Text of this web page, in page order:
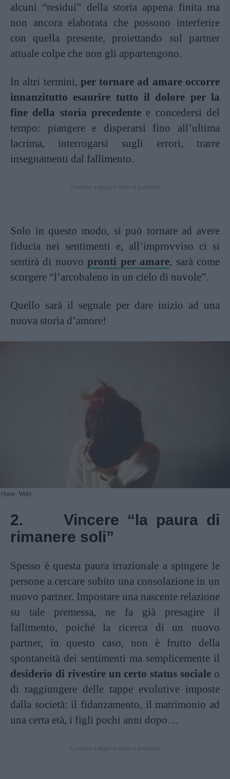
alcuni “residui” della storia appena finita ma
non ancora elaborata che possono interferire
con quella presente, proiettando sul partner
attuale colpe che non gli appartengono.
In altri termini, per tornare ad amare occorre
innanzitutto esaurire tutto il dolore per la
fine della storia precedente e concedersi del
tempo: piangere e disperarsi fino all’ultima
lacrima, interrogarsi sugli errori, trarre
insegnamenti dal fallimento.
Solo in questo modo, si può tornare ad avere
fiducia nei sentimenti e, all’improvviso ci si
sentirà di nuovopronti per amare, sarà come
scorgere “l’arcobaleno in un cielo di nuvole”.
Quello sarà il segnale per dare inizio ad una
nuova storia d’amore!
(fonte: Web)
2. Vincere “la paura di
rimanere soli”
Spesso è questa paura irrazionale a spingere le
persone a cercare subito una consolazione in un
nuovo partner. Impostare una nascente relazione
su tale premessa, ne fa già presagire il
fallimento, poiché la ricerca di un nuovo
partner, in questo caso, non è frutto della
spontaneità dei sentimenti ma semplicemente il
desiderio di rivestire un certo status sociale o
di raggiungere delle tappe evolutive imposte
dalla società: il fidanzamento, il matrimonio ad
una certa età, i figli pochi anni dopo…